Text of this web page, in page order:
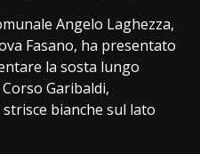
Angelo Laghezza,
Fasano, ha presentato
la sosta lungo
Garibaldi,
bianche sul lato